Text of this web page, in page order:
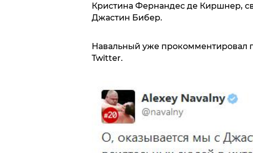
Кристина Фернандес де Киршнер,
Джастин Бибер.
Навальный уже прокомментировал
Twitter.